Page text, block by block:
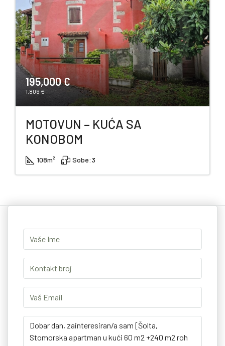
195,000 €
1,806 €
MOTOVUN – KUĆA SA
KONOBOM
108m² Sobe:3